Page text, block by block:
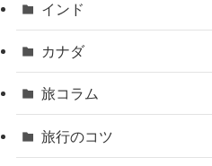
インド
カナダ
旅コラム
旅行のコツ